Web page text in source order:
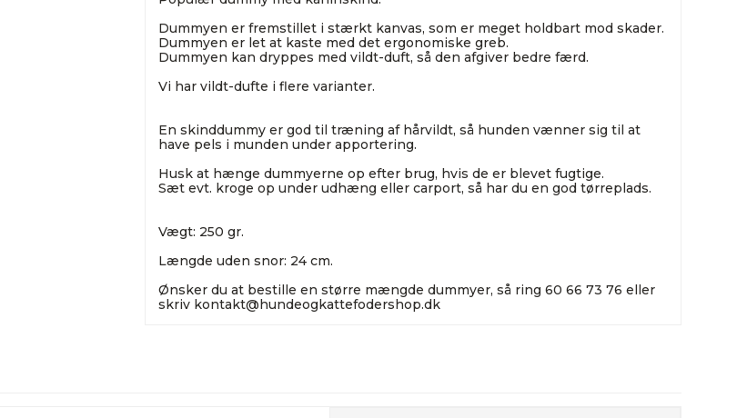
Dummyen er fremstillet i stærkt kanvas, som er meget holdbart mod skader.
Dummyen er let at kaste med det ergonomiske greb.
Dummyen kan dryppes med vildt-duft, så den afgiver bedre færd.
Vi har vildt-dufte i flere varianter.
En skinddummy er god til træning af hårvildt, så hunden vænner sig til at
have pels i munden under apportering.
Husk at hænge dummyerne op efter brug, hvis de er blevet fugtige.
Sæt evt. kroge op under udhæng eller carport, så har du en god tørreplads.
Vægt: 250 gr.
Længde uden snor: 24 cm.
Ønsker du at bestille en større mængde dummyer, så ring 60 66 73 76 eller
skriv kontakt@hundeogkattefodershop.dk